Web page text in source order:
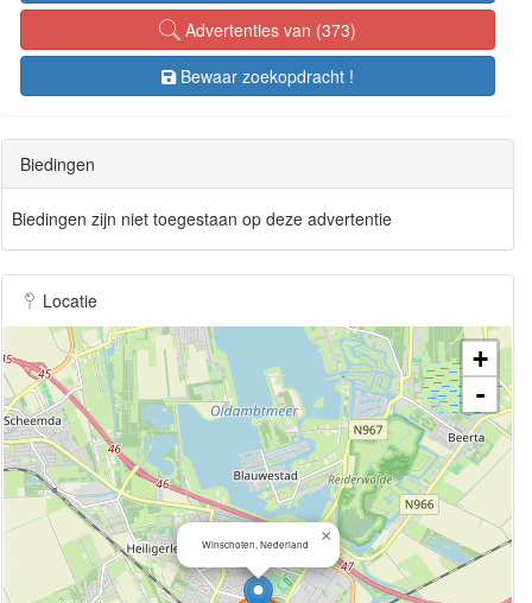
Advertenties van (373)
Bewaar zoekopdracht !
Biedingen
Biedingen zijn niet toegestaan op deze advertentie
Locatie
Winschoten, Nederland ×
+
-